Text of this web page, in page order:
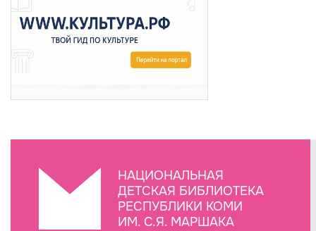
НАЦИОНАЛЬНАЯ
ДЕТСКАЯ БИБЛИОТЕКА
РЕСПУБЛИКИ КОМИ
ИМ. С.Я. МАРШАКА